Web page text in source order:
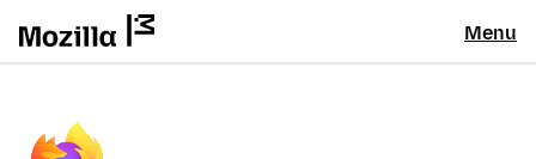
Menu